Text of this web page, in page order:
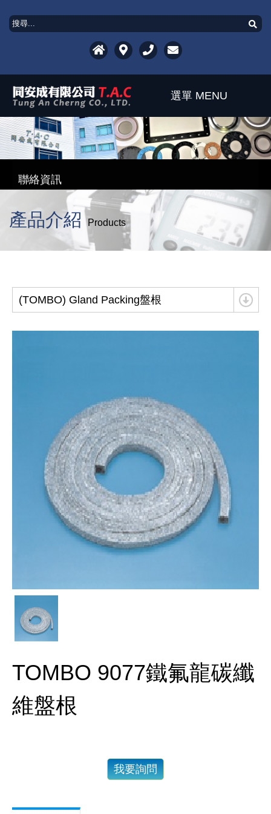
選單 MENU
關於公司
產品介紹
下載專區
聯絡資訊
最新產品
聯絡資訊
產品介紹 Products
(TOMBO) Gland Packing盤根
TOMBO 9077鐵氟龍碳纖
維盤根
我要詢問